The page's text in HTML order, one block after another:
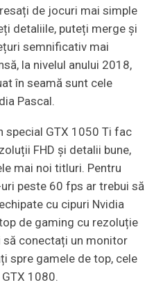
de jocuri mai simple
detaliile, puteți merge și
semnificativ mai
la nivelul anului 2018,
în seamă sunt cele
Pascal.
special GTX 1050 Ti fac
FHD și detalii bune,
mai noi titluri. Pentru
peste 60 fps ar trebui să
cu cipuri Nvidia
de gaming cu rezoluție
să conectați un monitor
spre gamele de top, cele
1080.